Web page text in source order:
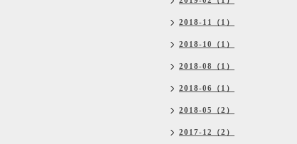
2018-11（1）
2018-10（1）
2018-08（1）
2018-06（1）
2018-05（2）
2017-12（2）